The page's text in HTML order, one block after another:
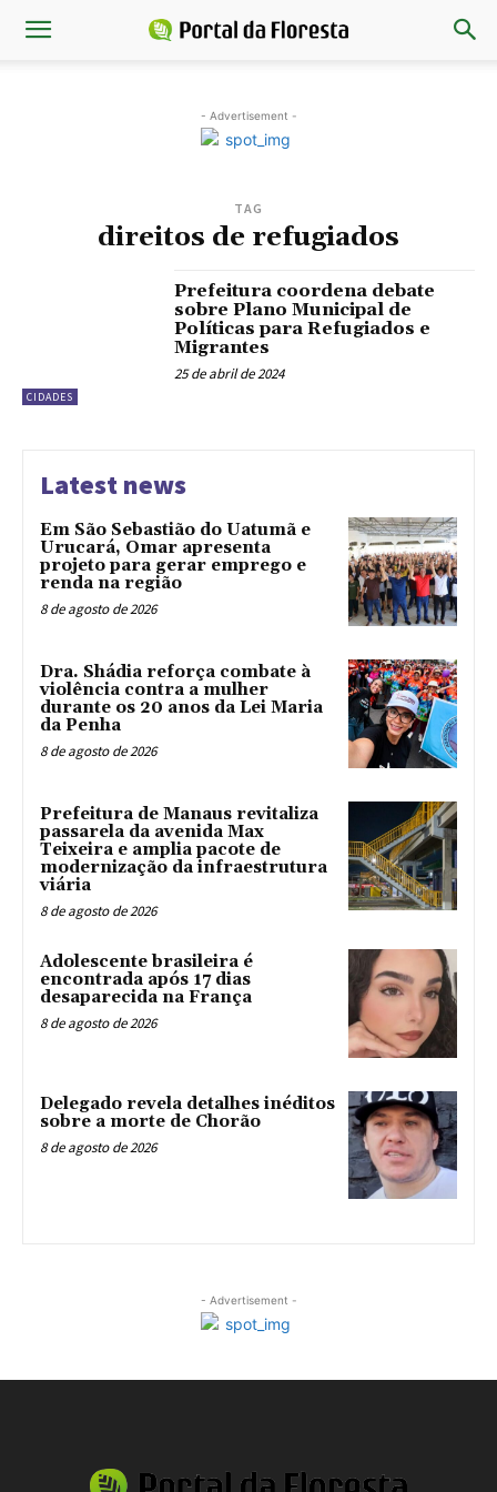
- Advertisement -
TAG
direitos de refugiados
CIDADES
Prefeitura coordena debate
sobre Plano Municipal de
Políticas para Refugiados e
Migrantes
25 de abril de 2024
Latest news
Em São Sebastião do Uatumã e
Urucará, Omar apresenta
projeto para gerar emprego e
renda na região
8 de agosto de 2026
Dra. Shádia reforça combate à
violência contra a mulher
durante os 20 anos da Lei Maria
da Penha
8 de agosto de 2026
Prefeitura de Manaus revitaliza
passarela da avenida Max
Teixeira e amplia pacote de
modernização da infraestrutura
viária
8 de agosto de 2026
Adolescente brasileira é
encontrada após 17 dias
desaparecida na França
8 de agosto de 2026
Delegado revela detalhes inéditos
sobre a morte de Chorão
8 de agosto de 2026
- Advertisement -